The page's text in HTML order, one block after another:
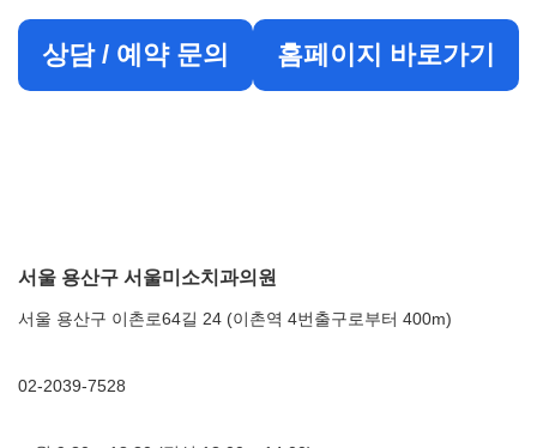
상담 / 예약 문의 홈페이지 바로가기
서울 용산구 서울미소치과의원
서울 용산구 이촌로64길 24 (이촌역 4번출구로부터 400m)
02-2039-7528